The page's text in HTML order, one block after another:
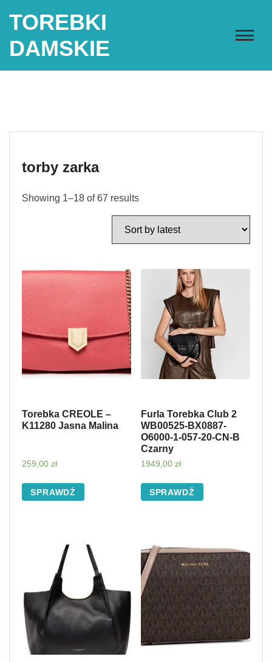
TOREBKI
DAMSKIE
torby zarka
Showing 1–18 of 67 results
Torebka CREOLE –
K11280 Jasna Malina
259,00 zł
SPRAWDŹ
Furla Torebka Club 2
WB00525-BX0887-
O6000-1-057-20-CN-B
Czarny
1949,00 zł
SPRAWDŹ